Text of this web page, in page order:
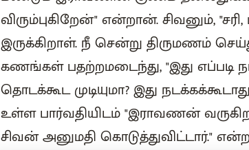
விரும்புகிறேன்" என்றான். சிவனும்,
இருக்கிறாள். நீ சென்று திருமணம்
கணங்கள் பதற்றமடைந்து, "இது எப்படி
தொடக்கூட முடியுமா? இது
உள்ள பார்வதியிடம் "இராவணன்
சிவன் அனுமதி கொடுத்துவிட்டார்."